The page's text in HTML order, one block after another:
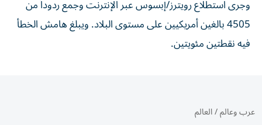
وجرى استطلاع رويترز/إبسوس عبر الإنترنت وجمع ردوداً من
4505 بالغين أمريكيين على مستوى البلاد. ويبلغ هامش الخطأ
فيه نقطتين مئويتين.
عرب وعالم/العالم